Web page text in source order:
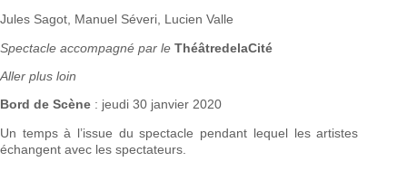
Jules Sagot, Manuel Séveri, Lucien Valle
Spectacle accompagné par le ThéâtredelaCité
Aller plus loin
Bord de Scène : jeudi 30 janvier 2020
Un temps à l’issue du spectacle pendant lequel les artistes
échangent avec les spectateurs.